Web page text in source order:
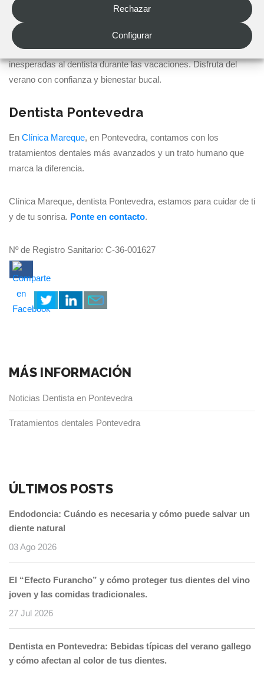
Rechazar
Configurar
Llevar un kit dental de viaje completo es sencillo y te permite
cuidar tu salud bucodental estés donde estés. Dedicar unos
minutos a prepararlo puede ahorrarte incomodidades o visitas
inesperadas al dentista durante las vacaciones. Disfruta del
verano con confianza y bienestar bucal.
Dentista Pontevedra
En Clínica Mareque, en Pontevedra, contamos con los
tratamientos dentales más avanzados y un trato humano que
marca la diferencia.
Clínica Mareque, dentista Pontevedra, estamos para cuidar de ti
y de tu sonrisa. Ponte en contacto.
Nº de Registro Sanitario: C-36-001627
MÁS INFORMACIÓN
Noticias Dentista en Pontevedra
Tratamientos dentales Pontevedra
ÚLTIMOS POSTS
Endodoncia: Cuándo es necesaria y cómo puede salvar un
diente natural
03 Ago 2026
El “Efecto Furancho” y cómo proteger tus dientes del vino
joven y las comidas tradicionales.
27 Jul 2026
Dentista en Pontevedra: Bebidas típicas del verano gallego
y cómo afectan al color de tus dientes.